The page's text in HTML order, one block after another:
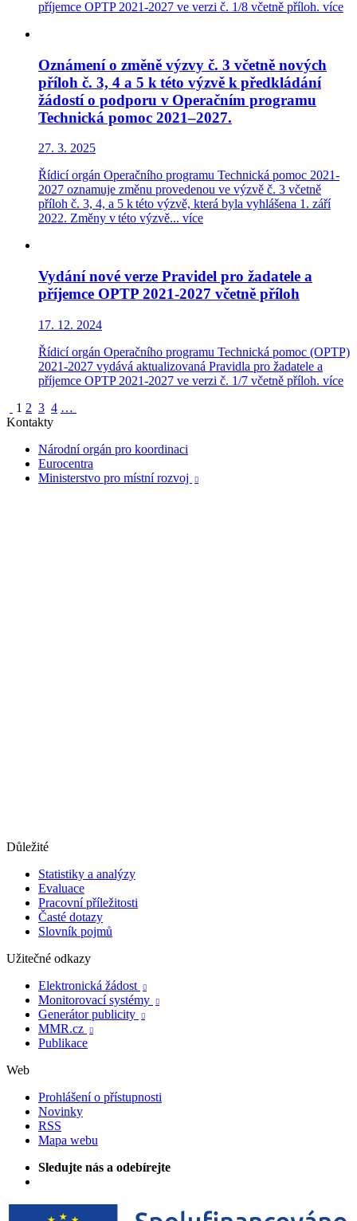
příjemce OPTP 2021-2027 ve verzi č. 1/8 včetně příloh. více
Oznámení o změně výzvy č. 3 včetně nových
příloh č. 3, 4 a 5 k této výzvě k předkládání
žádostí o podporu v Operačním programu
Technická pomoc 2021–2027.
27. 3. 2025
Řídicí orgán Operačního programu Technická pomoc 2021-
2027 oznamuje změnu provedenou ve výzvě č. 3 včetně
příloh č. 3, 4, a 5 k této výzvě, která byla vyhlášena 1. září
2022. Změny v této výzvě... více
Vydání nové verze Pravidel pro žadatele a
příjemce OPTP 2021-2027 včetně příloh
17. 12. 2024
Řídicí orgán Operačního programu Technická pomoc (OPTP)
2021-2027 vydává aktualizovaná Pravidla pro žadatele a
příjemce OPTP 2021-2027 ve verzi č. 1/7 včetně příloh. více
1 2 3 4 …
Kontakty
Národní orgán pro koordinaci
Eurocentra
Ministerstvo pro místní rozvoj

Důležité
Statistiky a analýzy
Evaluace
Pracovní příležitosti
Časté dotazy
Slovník pojmů
Užitečné odkazy
Elektronická žádost

Monitorovací systémy 
Generátor publicity 
MMR.cz 
Publikace
Web
Prohlášení o přístupnosti
Novinky
RSS
Mapa webu
Sledujte nás a odebírejte